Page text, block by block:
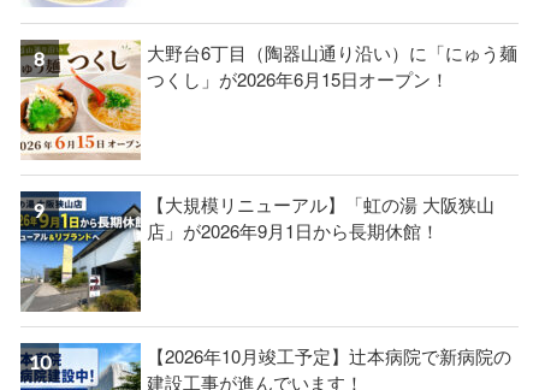
大野台6丁目（陶器山通り沿い）に「にゅう麺
つくし」が2026年6月15日オープン！
【大規模リニューアル】「虹の湯 大阪狭山
店」が2026年9月1日から長期休館！
【2026年10月竣工予定】辻本病院で新病院の
建設工事が進んでいます！